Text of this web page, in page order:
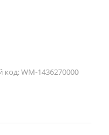
код:WM-1436270000